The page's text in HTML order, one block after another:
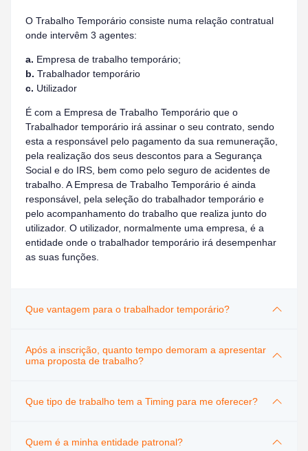
O Trabalho Temporário consiste numa relação contratual
onde intervêm 3 agentes:
a. Empresa de trabalho temporário;
b. Trabalhador temporário
c. Utilizador
É com a Empresa de Trabalho Temporário que o
Trabalhador temporário irá assinar o seu contrato, sendo
esta a responsável pelo pagamento da sua remuneração,
pela realização dos seus descontos para a Segurança
Social e do IRS, bem como pelo seguro de acidentes de
trabalho. A Empresa de Trabalho Temporário é ainda
responsável, pela seleção do trabalhador temporário e
pelo acompanhamento do trabalho que realiza junto do
utilizador. O utilizador, normalmente uma empresa, é a
entidade onde o trabalhador temporário irá desempenhar
as suas funções.
Que vantagem para o trabalhador temporário?
Após a inscrição, quanto tempo demoram a apresentar
uma proposta de trabalho?
Que tipo de trabalho tem a Timing para me oferecer?
Quem é a minha entidade patronal?